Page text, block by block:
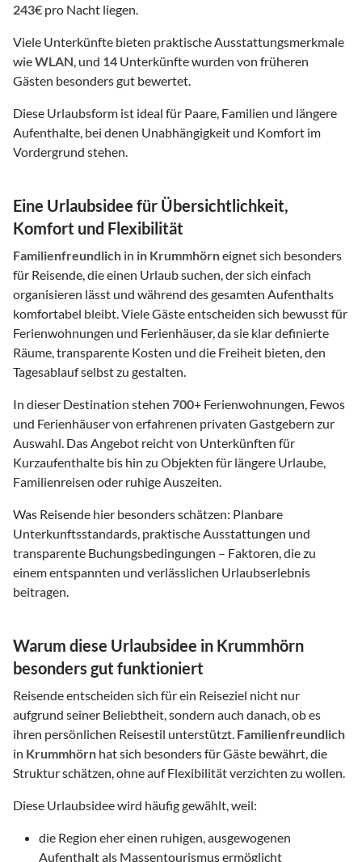
243€ pro Nacht liegen.
Viele Unterkünfte bieten praktische Ausstattungsmerkmale
wieWLAN, und 14 Unterkünfte wurden von früheren
Gästen besonders gut bewertet.
Diese Urlaubsform ist ideal für Paare, Familien und längere
Aufenthalte, bei denen Unabhängigkeit und Komfort im
Vordergrund stehen.
Eine Urlaubsidee für Übersichtlichkeit,
Komfort und Flexibilität
Familienfreundlich in in Krummhörneignet sich besonders
für Reisende, die einen Urlaub suchen, der sich einfach
organisieren lässt und während des gesamten Aufenthalts
komfortabel bleibt. Viele Gäste entscheiden sich bewusst für
Ferienwohnungen und Ferienhäuser, da sie klar definierte
Räume, transparente Kosten und die Freiheit bieten, den
Tagesablauf selbst zu gestalten.
In dieser Destination stehen 700+ Ferienwohnungen, Fewos
und Ferienhäuser von erfahrenen privaten Gastgebern zur
Auswahl. Das Angebot reicht von Unterkünften für
Kurzaufenthalte bis hin zu Objekten für längere Urlaube,
Familienreisen oder ruhige Auszeiten.
Was Reisende hier besonders schätzen: Planbare
Unterkunftsstandards, praktische Ausstattungen und
transparente Buchungsbedingungen – Faktoren, die zu
einem entspannten und verlässlichen Urlaubserlebnis
beitragen.
Warum diese Urlaubsidee in Krummhörn
besonders gut funktioniert
Reisende entscheiden sich für ein Reiseziel nicht nur
aufgrund seiner Beliebtheit, sondern auch danach, ob es
ihren persönlichen Reisestil unterstützt. Familienfreundlich
in Krummhörn hat sich besonders für Gäste bewährt, die
Struktur schätzen, ohne auf Flexibilität verzichten zu wollen.
Diese Urlaubsidee wird häufig gewählt, weil:
die Region eher einen ruhigen, ausgewogenen
Aufenthalt als Massentourismus ermöglicht